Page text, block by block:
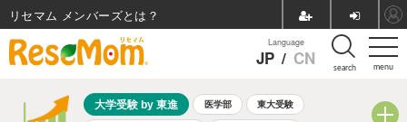
menu
Language
JP / CN search
大学受験 by 東進 医学部 東大受験
リセマム メンバーズ